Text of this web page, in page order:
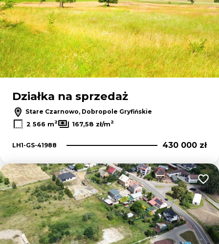
Działka na sprzedaż
Stare Czarnowo, Dobropole Gryfińskie
2 566 m2 167,58 zł/m2
LH1-GS-41988 430 000 zł